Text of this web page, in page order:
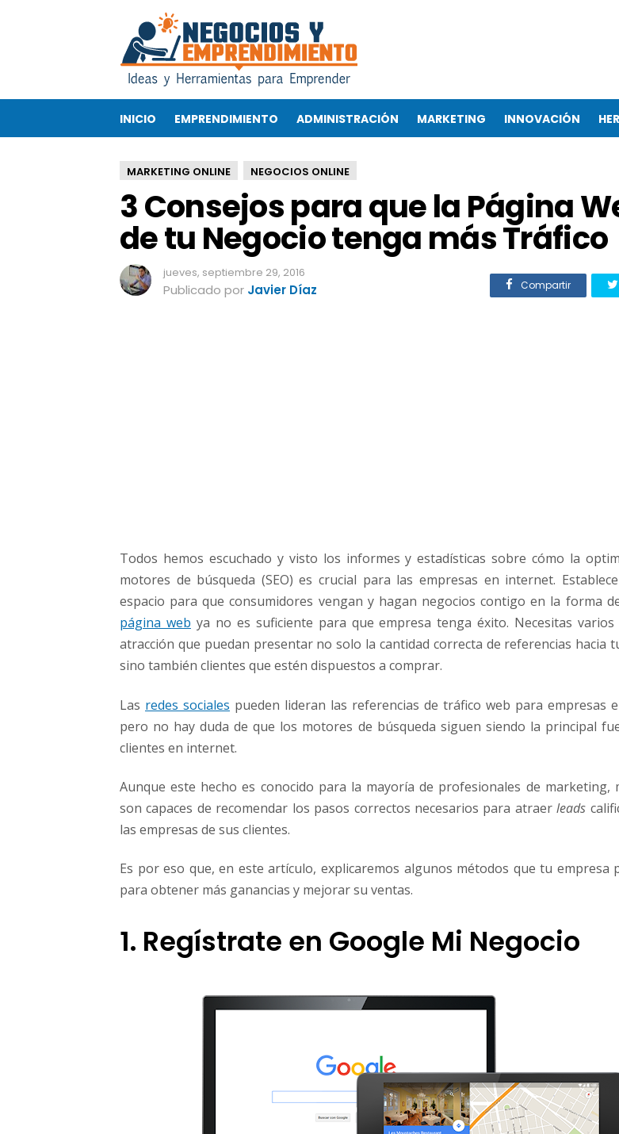
o
j
o
s
p
a
r
a
q
u
e
N
e
g
c
i
o
e
g
a
á
s
T
f
i
o
INICIO EMPRENDIMIENTO ADMINISTRACIÓN MARKETING INNOVACIÓN
MARKETING ONLINE NEGOCIOS ONLINE
3 Consejos para que la Página
de tu Negocio tenga más Tráfico
jueves, septiembre 29, 2016
Publicado por Javier Díaz Compartir
Todos hemos escuchado y visto los informes y estadísticas sobre cómo la
motores de búsqueda (SEO) es crucial para las empresas en internet.
espacio para que consumidores vengan y hagan negocios contigo en la forma
página web ya no es suficiente para que empresa tenga éxito. Necesitas
atracción que puedan presentar no solo la cantidad correcta de referencias hacia
sino también clientes que estén dispuestos a comprar.
Las redes sociales pueden lideran las referencias de tráfico web para empresas
pero no hay duda de que los motores de búsqueda siguen siendo la principal
clientes en internet.
Aunque este hecho es conocido para la mayoría de profesionales de marketing,
son capaces de recomendar los pasos correctos necesarios para atraerleads
las empresas de sus clientes.
Es por eso que, en este artículo, explicaremos algunos métodos que tu empresa
para obtener más ganancias y mejorar su ventas.
1. Regístrate en Google Mi Negocio